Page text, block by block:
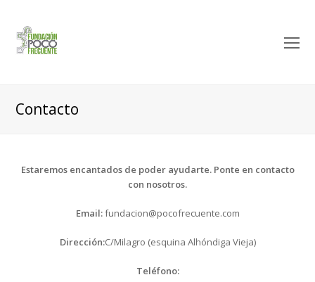
Contacto
Estaremos encantados de poder ayudarte. Ponte en contacto
con nosotros.
Email:fundacion@pocofrecuente.com
Dirección:C/Milagro (esquina Alhóndiga Vieja)
Teléfono: